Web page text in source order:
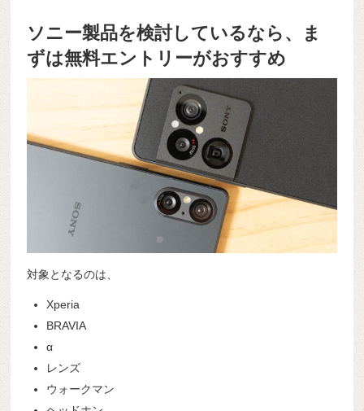
ソニー製品を検討しているなら、ま
ずは無料エントリーがおすすめ
対象となるのは、
Xperia
BRAVIA
α
レンズ
ウォークマン